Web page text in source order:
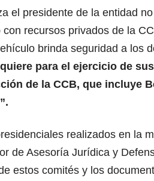
el presidente de la entidad
recursos privados de la
brinda seguridad a los
para el ejercicio de
de la CCB, que incluye
realizados en la
de Asesoría Jurídica y
estos comités y los